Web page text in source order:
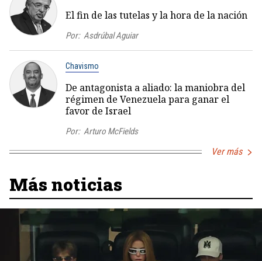
El fin de las tutelas y la hora de la nación
Por: Asdrúbal Aguiar
Chavismo
De antagonista a aliado: la maniobra del
régimen de Venezuela para ganar el
favor de Israel
Por: Arturo McFields
Ver más
Más noticias